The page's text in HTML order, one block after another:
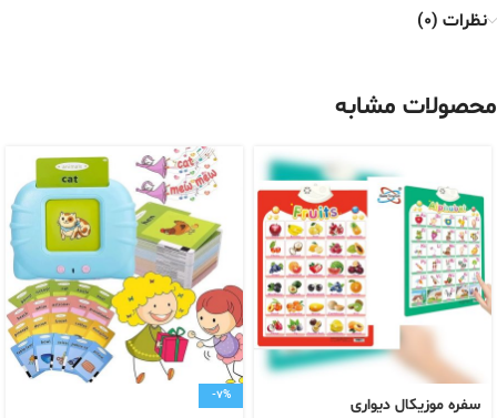
نظرات (0)
محصولات مشابه
سفره موزیکال دیواری -7%